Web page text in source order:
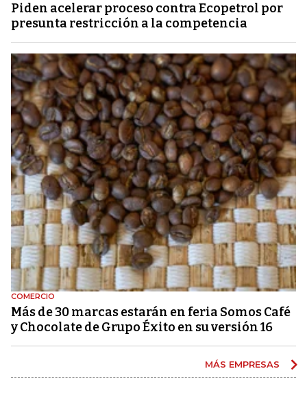
Piden acelerar proceso contra Ecopetrol por
presunta restricción a la competencia
COMERCIO
Más de 30 marcas estarán en feria Somos Café
y Chocolate de Grupo Éxito en su versión 16
MÁS EMPRESAS